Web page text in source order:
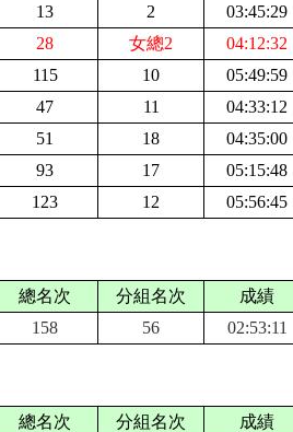
13 2
03:45:29
28 女總2 04:12:32
115 10
05:49:59
47 11
04:33:12
51 18
04:35:00
93 17
05:15:48
123 12 05:56:45
總名次 分組名次 成績
158 56 02:53:11
總名次 分組名次 成績